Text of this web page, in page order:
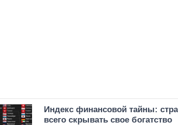
Индекс финансовой тайны:
всего скрывать свое богатство